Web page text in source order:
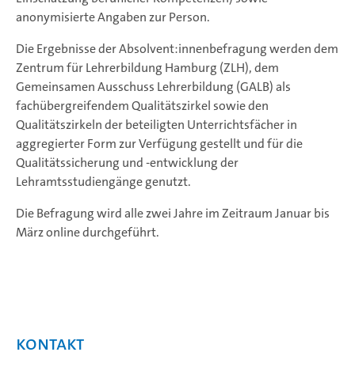
anonymisierte Angaben zur Person.
Die Ergebnisse der Absolvent:innenbefragung werden dem
Zentrum für Lehrerbildung Hamburg (ZLH), dem
Gemeinsamen Ausschuss Lehrerbildung (GALB) als
fachübergreifendem Qualitätszirkel sowie den
Qualitätszirkeln der beteiligten Unterrichtsfächer in
aggregierter Form zur Verfügung gestellt und für die
Qualitätssicherung und -entwicklung der
Lehramtsstudiengänge genutzt.
Die Befragung wird alle zwei Jahre im Zeitraum Januar bis
März online durchgeführt.
Kontakt